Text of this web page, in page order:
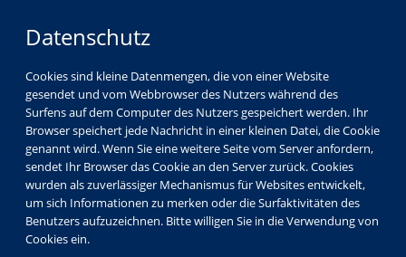
Datenschutz
Cookies sind kleine Datenmengen, die von einer Website
gesendet und vom Webbrowser des Nutzers während des
Surfens auf dem Computer des Nutzers gespeichert werden. Ihr
Browser speichert jede Nachricht in einer kleinen Datei, die Cookie
genannt wird. Wenn Sie eine weitere Seite vom Server anfordern,
sendet Ihr Browser das Cookie an den Server zurück. Cookies
wurden als zuverlässiger Mechanismus für Websites entwickelt,
um sich Informationen zu merken oder die Surfaktivitäten des
Benutzers aufzuzeichnen. Bitte willigen Sie in die Verwendung von
Cookies ein.
Kinder
Jugendliche
Familien
Schul- und Jugendsozialarbeit